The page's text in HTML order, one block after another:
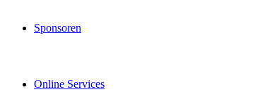
Sponsoren
Online Services